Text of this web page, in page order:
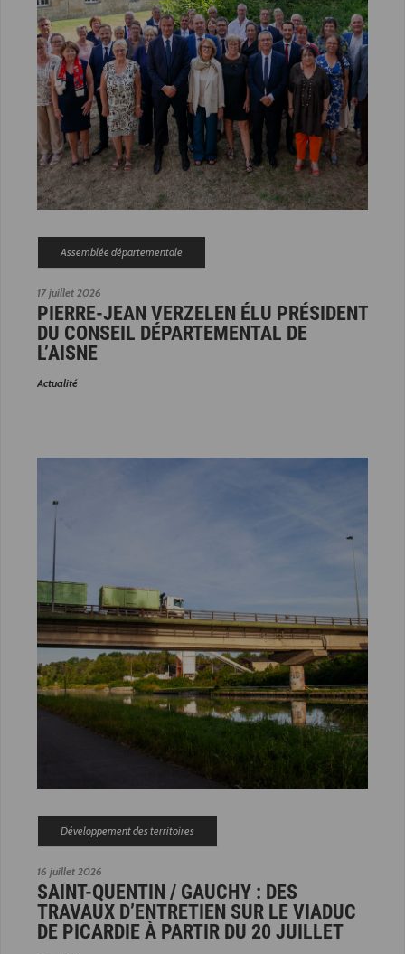
17 juillet 2026
Assemblée départementale
PIERRE-JEAN VERZELEN ÉLU PRÉSIDENT
DU CONSEIL DÉPARTEMENTAL DE
L’AISNE
Actualité
16 juillet 2026
Développement des territoires
SAINT-QUENTIN / GAUCHY : DES
TRAVAUX D’ENTRETIEN SUR LE VIADUC
DE PICARDIE À PARTIR DU 20 JUILLET